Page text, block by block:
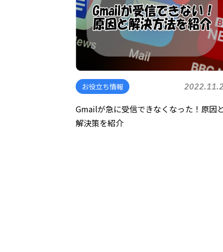
お役立ち情報
Gmailが急に受信できなくなった！原因
解決策を紹介